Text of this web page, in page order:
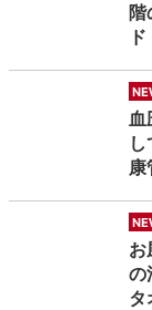
階
ド
血
康
お
の
タ